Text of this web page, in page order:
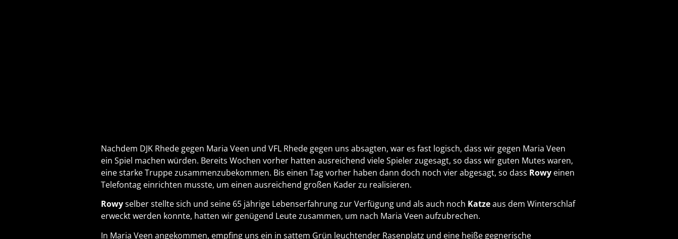
Nachdem DJK Rhede gegen Maria Veen und VFL Rhede gegen uns absagten, war es fast logisch, dass wir gegen Maria Veen
ein Spiel machen würden. Bereits Wochen vorher hatten ausreichend viele Spieler zugesagt, so dass wir guten Mutes waren,
eine starke Truppe zusammenzubekommen. Bis einen Tag vorher haben dann doch noch vier abgesagt, so dass Rowy einen
Telefontag einrichten musste, um einen ausreichend großen Kader zu realisieren.
Rowyselber stellte sich und seine 65 jährige Lebenserfahrung zur Verfügung und als auch noch Katzeaus dem Winterschlaf
erweckt werden konnte, hatten wir genügend Leute zusammen, um nach Maria Veen aufzubrechen.
In Maria Veen angekommen, empfing uns ein in sattem Grün leuchtender Rasenplatz und eine heiße gegnerische